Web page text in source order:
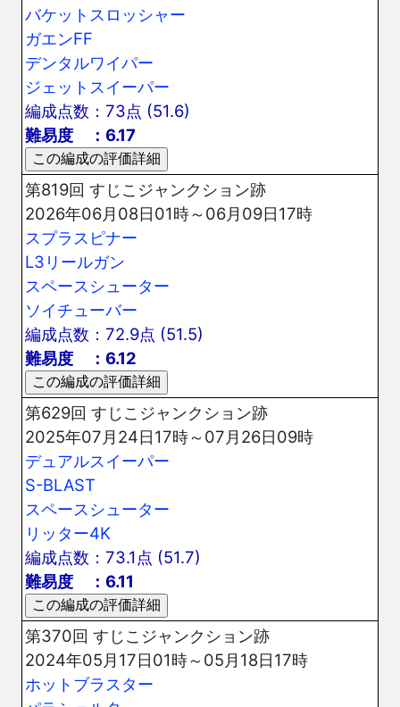
バケットスロッシャー
ガエンFF
デンタルワイパー
ジェットスイーパー
編成点数：73点 (51.6)
難易度 ：6.17
第819回 すじこジャンクション跡
2026年06月08日01時～06月09日17時
スプラスピナー
L3リールガン
スペースシューター
ソイチューバー
編成点数：72.9点 (51.5)
難易度 ：6.12
第629回 すじこジャンクション跡
2025年07月24日17時～07月26日09時
デュアルスイーパー
S-BLAST
スペースシューター
リッター4K
編成点数：73.1点 (51.7)
難易度 ：6.11
第370回 すじこジャンクション跡
2024年05月17日01時～05月18日17時
ホットブラスター